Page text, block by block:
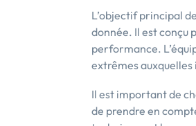
L’objectif principal
donnée. Il est conçu
performance.
extrêmes
Il est important de
de prendre en